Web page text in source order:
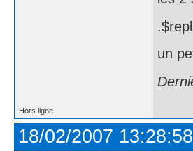
un
Hors ligne
18/02/2007 13:28:58